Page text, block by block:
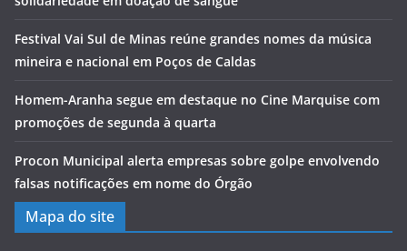
Festival Vai Sul de Minas reúne grandes nomes da música
mineira e nacional em Poços de Caldas
Homem-Aranha segue em destaque no Cine Marquise com
promoções de segunda à quarta
Procon Municipal alerta empresas sobre golpe envolvendo
falsas notificações em nome do Órgão
Mapa do site